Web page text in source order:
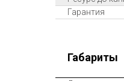
Гарантия
Габариты